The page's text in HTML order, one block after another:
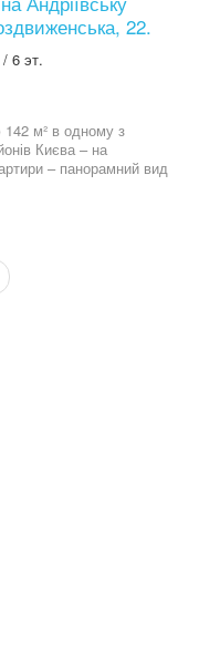
22.
6 эт.
142 м² в одному з
Києва – на
– панорамний вид
унікальна
у сучасних
приватність, тишу
22; площа - 142 м ²; 3
фонд. 044 200 10 80